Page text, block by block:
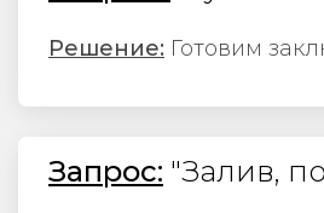
Решение: Готовим
Запрос: "Залив,